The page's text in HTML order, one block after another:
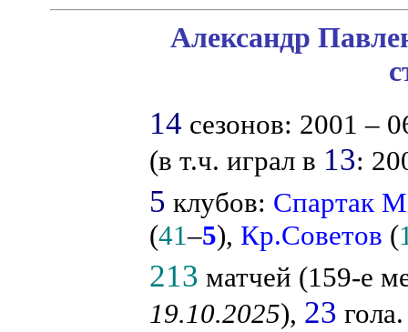
Александр
14 сезонов: 2001 –
(в т.ч. играл в 13:
5 клубов: Спартак М
(41–5), Кр.Советов (
213 матчей (159-е
19.10.2025), 23 гола.